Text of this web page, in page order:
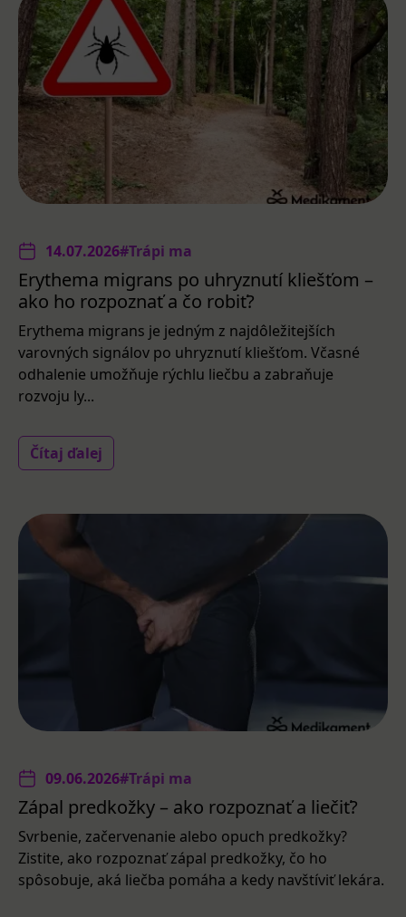
14.07.2026#Trápi ma
Erythema migrans po uhryznutí kliešťom –
ako ho rozpoznať a čo robiť?
Erythema migrans je jedným z najdôležitejších
varovných signálov po uhryznutí kliešťom. Včasné
odhalenie umožňuje rýchlu liečbu a zabraňuje
rozvoju ly...
Čítaj ďalej
09.06.2026#Trápi ma
Zápal predkožky – ako rozpoznať a liečiť?
Svrbenie, začervenanie alebo opuch predkožky?
Zistite, ako rozpoznať zápal predkožky, čo ho
spôsobuje, aká liečba pomáha a kedy navštíviť lekára.